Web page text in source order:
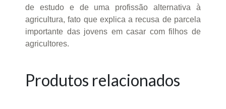
de estudo e de uma profissão alternativa à
agricultura, fato que explica a recusa de parcela
importante das jovens em casar com filhos de
agricultores.
Produtos relacionados